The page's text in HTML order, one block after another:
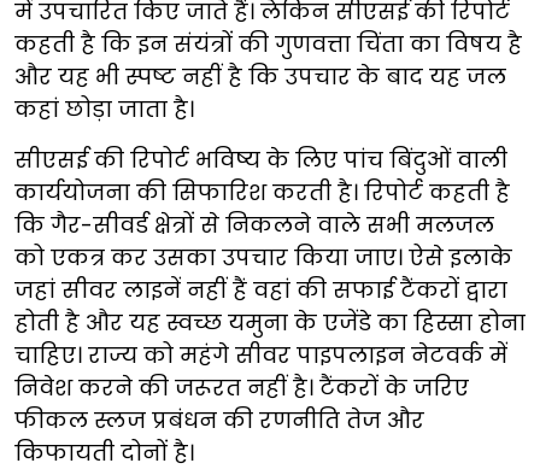
में उपचारित किए जाते हैं। लेकिन सीएसई की रिपोर्ट
कहती है कि इन संयंत्रों की गुणवत्ता चिंता का विषय है
और यह भी स्पष्ट नहीं है कि उपचार के बाद यह जल
कहां छोड़ा जाता है।
सीएसई की रिपोर्ट भविष्य के लिए पांच बिंदुओं वाली
कार्ययोजना की सिफारिश करती है। रिपोर्ट कहती है
कि गैर-सीवर्ड क्षेत्रों से निकलने वाले सभी मलजल
को एकत्र कर उसका उपचार किया जाए। ऐसे इलाके
जहां सीवर लाइनें नहीं हैं वहां की सफाई टैंकरों द्वारा
होती है और यह स्वच्छ यमुना के एजेंडे का हिस्सा होना
चाहिए। राज्य को महंगे सीवर पाइपलाइन नेटवर्क में
निवेश करने की जरूरत नहीं है। टैंकरों के जरिए
फीकल स्लज प्रबंधन की रणनीति तेज और
किफायती दोनों है।